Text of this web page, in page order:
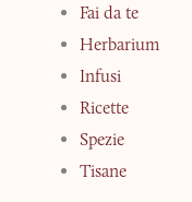
Fai da te
Herbarium
Infusi
Ricette
Spezie
Tisane